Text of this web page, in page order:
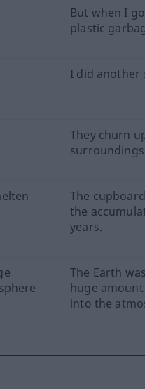
But when I
plastic
I did another
They churn
The
the
years.
The Earth
huge
into the